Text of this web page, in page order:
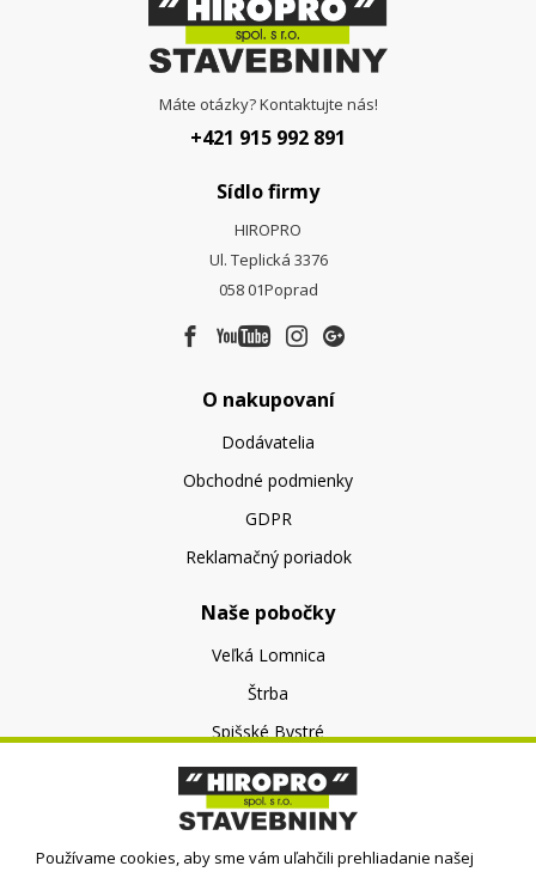
Máte otázky? Kontaktujte nás!
+421 915 992 891
Sídlo firmy
HIROPRO
Ul. Teplická 3376
058 01Poprad
O nakupovaní
Dodávatelia
Obchodné podmienky
GDPR
Reklamačný poriadok
Naše pobočky
Veľká Lomnica
Štrba
Spišské Bystré
O nás
O spoločnosti
Kontakt
Používame cookies, aby sme vám uľahčili prehliadanie našej